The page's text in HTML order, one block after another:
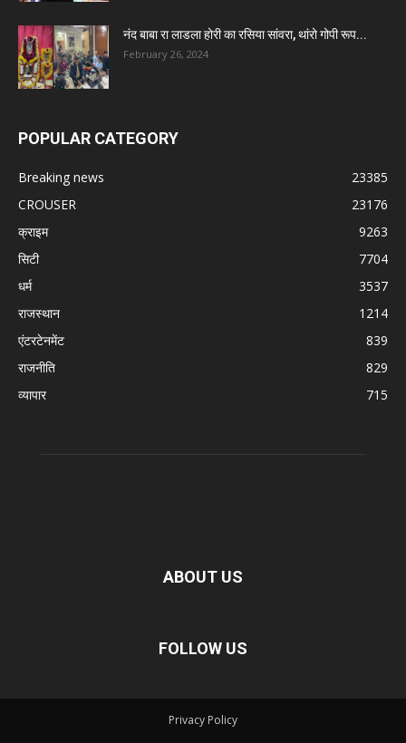
नंद बाबा रा लाडला होरी का रसिया सांवरा, थांरो गोपी रूप...
February 26, 2024
POPULAR CATEGORY
Breaking news
23385
CROUSER
23176
क्राइम
9263
सिटी
7704
धर्म
3537
राजस्थान
1214
एंटरटेनमेंट
839
राजनीति
829
व्यापार
715
ABOUT US
FOLLOW US
Privacy Policy